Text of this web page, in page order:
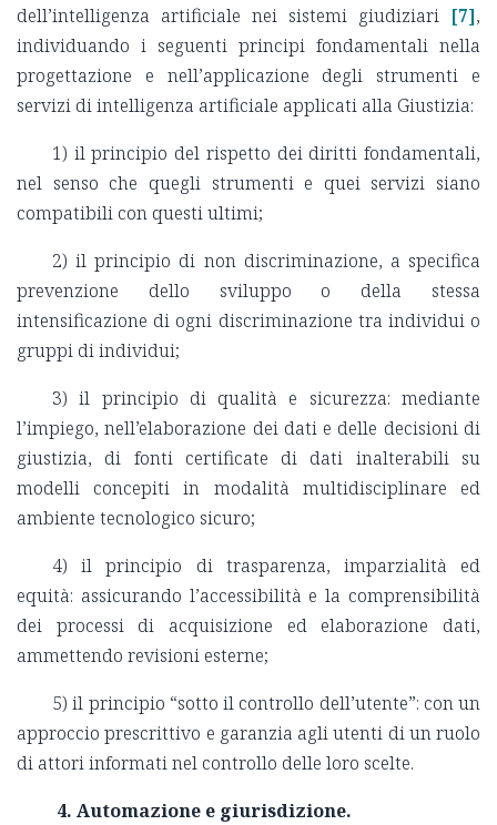
dell’intelligenza artificiale nei sistemi giudiziari [7],
individuando i seguenti principi fondamentali nella
progettazione e nell’applicazione degli strumenti e
servizi di intelligenza artificiale applicati alla Giustizia:
1) il principio del rispetto dei diritti fondamentali,
nel senso che quegli strumenti e quei servizi siano
compatibili con questi ultimi;
2) il principio di non discriminazione, a specifica
prevenzione dello sviluppo o della stessa
intensificazione di ogni discriminazione tra individui o
gruppi di individui;
3) il principio di qualità e sicurezza: mediante
l’impiego, nell’elaborazione dei dati e delle decisioni di
giustizia, di fonti certificate di dati inalterabili su
modelli concepiti in modalità multidisciplinare ed
ambiente tecnologico sicuro;
4) il principio di trasparenza, imparzialità ed
equità: assicurando l’accessibilità e la comprensibilità
dei processi di acquisizione ed elaborazione dati,
ammettendo revisioni esterne;
5) il principio “sotto il controllo dell’utente”: con un
approccio prescrittivo e garanzia agli utenti di un ruolo
di attori informati nel controllo delle loro scelte.
4. Automazione e giurisdizione.